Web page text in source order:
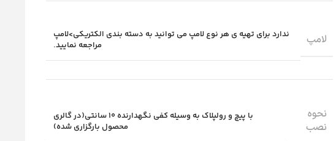
لامپ
ندارد برای تهیه ی هر نوع لامپ می توانید به دسته بندی الکتریکی>لامپ
مراجعه نمایید.
نحوه
نصب
با پیچ و رولپلاک به وسیله کفی نگهدارنده 10 سانتی(در گالری
محصول بارگزاری شده)